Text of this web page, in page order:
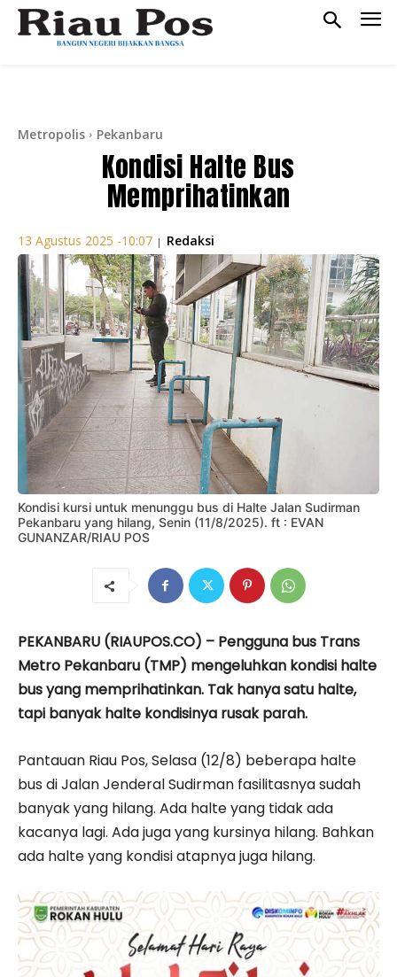
Metropolis Pekanbaru
Kondisi Halte Bus
Memprihatinkan
13 Agustus 2025 -10:07 | Redaksi
Kondisi kursi untuk menunggu bus di Halte Jalan Sudirman
Pekanbaru yang hilang, Senin (11/8/2025). ft : EVAN
GUNANZAR/RIAU POS
PEKANBARU (RIAUPOS.CO) – Pengguna bus Trans
Metro Pekanbaru (TMP) mengeluhkan kondisi halte
bus yang memprihatinkan. Tak hanya satu halte,
tapi banyak halte kondisinya rusak parah.
Pantauan Riau Pos, Selasa (12/8) beberapa halte
bus di Jalan Jenderal Sudirman fasilitasnya sudah
banyak yang hilang. Ada halte yang tidak ada
kacanya lagi. Ada juga yang kursinya hilang. Bahkan
ada halte yang kondisi atapnya juga hilang.